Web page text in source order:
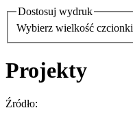
Dostosuj wydruk
Wybierz wielkość czcionki
Projekty
Źródło: